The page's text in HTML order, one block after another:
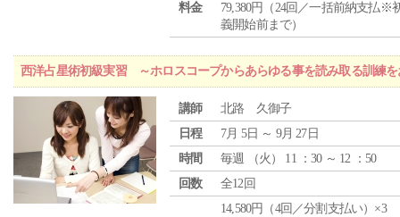
料金
79,380円（24回／一括前納支払※
義開始前まで）
西洋占星術初級実習 ～ホロスコープからあらゆる事を読み取る訓練を
講師
北路 久御子
日程
7月 5日 ～ 9月 27日
時間
毎週 （火 ） 11 ：30 ～ 12 ：50
回数
全12回
14,580円（4回／分割支払い）×3